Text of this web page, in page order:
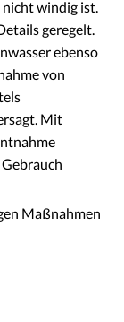
windig ist.
geregelt.
ebenso
von
Mit
Maßnahmen